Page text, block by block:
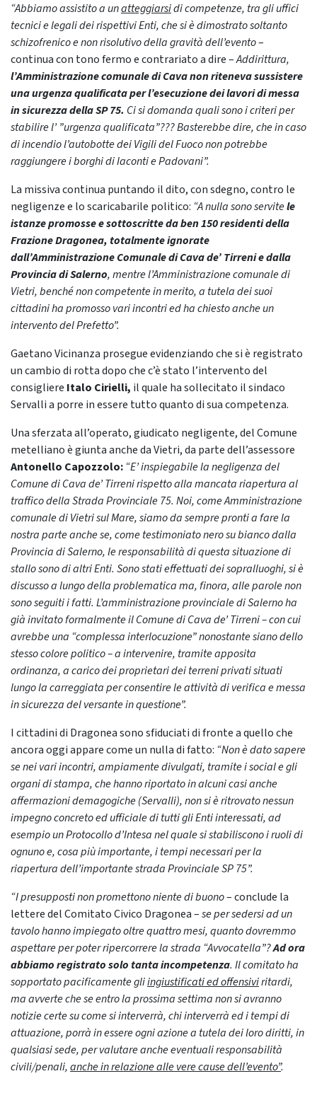
“Abbiamo assistito a unatteggiarsidi competenze, tra gli uffici
tecnici e legali dei rispettivi Enti, che si è dimostrato soltanto
schizofrenico e non risolutivo della gravità dell’evento–
continua con tono fermo e contrariato a dire –Addirittura,
l’Amministrazione comunale di Cava non riteneva sussistere
una urgenza qualificata per l’esecuzione dei lavori di messa
in sicurezza della SP 75. Ci si domanda quali sono i criteri per
stabilire l’ ”urgenza qualificata”??? Basterebbe dire, che in caso
di incendio l’autobotte dei Vigili del Fuoco non potrebbe
raggiungere i borghi di Iaconti e Padovani”.
La missiva continua puntando il dito, con sdegno, contro le
negligenze e lo scaricabarile politico: “A nulla sono servitele
istanze promosse e sottoscritte da ben 150 residenti della
Frazione Dragonea, totalmente ignorate
dall’Amministrazione Comunale di Cava de’ Tirreni e dalla
Provincia di Salerno, mentre l’Amministrazione comunale di
Vietri, benché non competente in merito, a tutela dei suoi
cittadini ha promosso vari incontri ed ha chiesto anche un
intervento del Prefetto”.
Gaetano Vicinanza prosegue evidenziando che si è registrato
un cambio di rotta dopo che c’è stato l’intervento del
consigliere Italo Cirielli, il quale ha sollecitato il sindaco
Servalli a porre in essere tutto quanto di sua competenza.
Una sferzata all’operato, giudicato negligente, del Comune
metelliano è giunta anche da Vietri, da parte dell’assessore
Antonello Capozzolo: “E’ inspiegabile la negligenza del
Comune di Cava de’ Tirreni rispetto alla mancata riapertura al
traffico della Strada Provinciale 75. Noi, come Amministrazione
comunale di Vietri sul Mare, siamo da sempre pronti a fare la
nostra parte anche se, come testimoniato nero su bianco dalla
Provincia di Salerno, le responsabilità di questa situazione di
stallo sono di altri Enti. Sono stati effettuati dei sopralluoghi, si è
discusso a lungo della problematica ma, finora, alle parole non
sono seguiti i fatti. L’amministrazione provinciale di Salerno ha
già invitato formalmente il Comune di Cava de’ Tirreni – con cui
avrebbe una “complessa interlocuzione” nonostante siano dello
stesso colore politico – a intervenire, tramite apposita
ordinanza, a carico dei proprietari dei terreni privati situati
lungo la carreggiata per consentire le attività di verifica e messa
in sicurezza del versante in questione”.
I cittadini di Dragonea sono sfiduciati di fronte a quello che
ancora oggi appare come un nulla di fatto: “Non è dato sapere
se nei vari incontri, ampiamente divulgati, tramite i social e gli
organi di stampa, che hanno riportato in alcuni casi anche
affermazioni demagogiche (Servalli), non si è ritrovato nessun
impegno concreto ed ufficiale di tutti gli Enti interessati, ad
esempio un Protocollo d’Intesa nel quale si stabiliscono i ruoli di
ognuno e, cosa più importante, i tempi necessari per la
riapertura dell’importante strada Provinciale SP 75”.
“I presupposti non promettono niente di buono– conclude la
lettere del Comitato Civico Dragonea –se per sedersi ad un
tavolo hanno impiegato oltre quattro mesi, quanto dovremmo
aspettare per poter ripercorrere la strada “Avvocatella”?Ad ora
abbiamo registrato solo tanta incompetenza. Il comitato ha
sopportato pacificamente gliingiustificati ed offensiviritardi,
ma avverte che se entro la prossima settima non si avranno
notizie certe su come si interverrà, chi interverrà ed i tempi di
attuazione, porrà in essere ogni azione a tutela dei loro diritti, in
qualsiasi sede, per valutare anche eventuali responsabilità
civili/penali,anche in relazione alle vere cause dell’evento”.